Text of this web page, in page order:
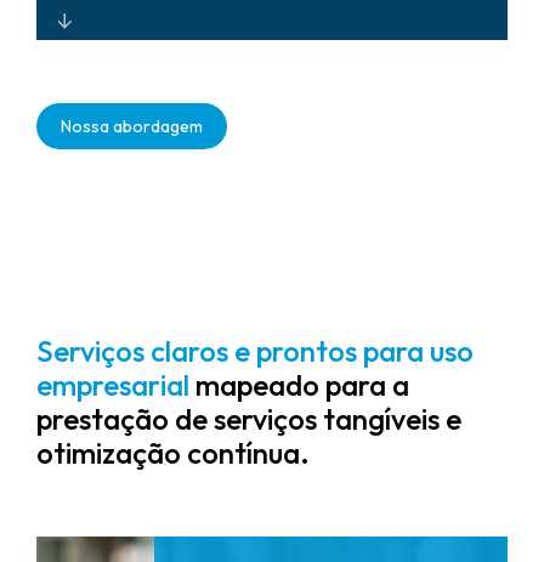
habilitados para nuvem, que
oferecem suporte à prestação de
Nossa abordagem
Serviços claros e prontos para uso
empresarial mapeado para a
prestação de serviços tangíveis e
otimização contínua.